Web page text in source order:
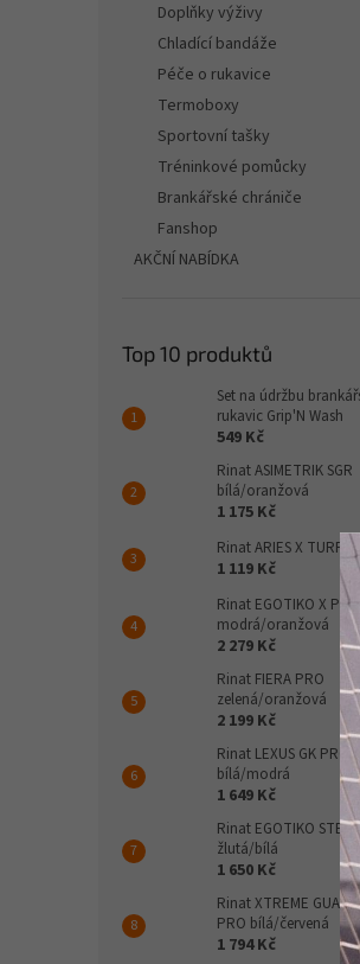
Doplňky výživy
Chladící bandáže
Péče o rukavice
Termoboxy
Sportovní tašky
Tréninkové pomůcky
Brankářské chrániče
Fanshop
AKČNÍ NABÍDKA
Top 10 produktů
Set na údržbu
rukavic Grip'N Wash
549 Kč
Rinat ASIMETRIK SGR
bílá/oranžová
1 175 Kč
Rinat ARIES X TURF
1 119 Kč
Rinat EGOTIKO X PRO
modrá/oranžová
2 279 Kč
Rinat FIERA PRO
zelená/oranžová
2 199 Kč
Rinat LEXUS GK PRO
bílá/modrá
1 649 Kč
Rinat EGOTIKO
žlutá/bílá
1 650 Kč
Rinat XTREME
PRO bílá/červená
1 794 Kč